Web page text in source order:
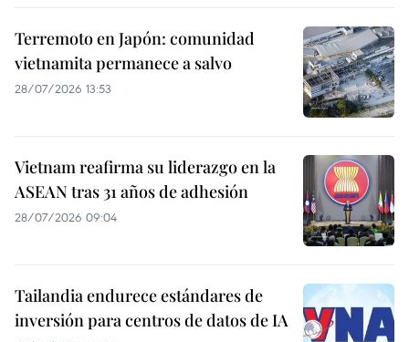
Terremoto en Japón: comunidad
vietnamita permanece a salvo
28/07/2026 13:53
Vietnam reafirma su liderazgo en la
ASEAN tras 31 años de adhesión
28/07/2026 09:04
Tailandia endurece estándares de
inversión para centros de datos de IA